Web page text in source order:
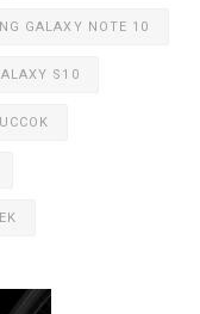
GALAXY NOTE 10
S10